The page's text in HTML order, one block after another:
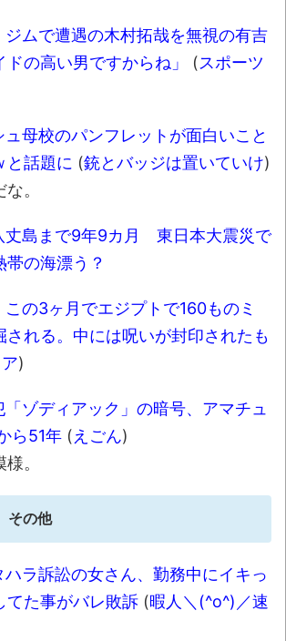
ジムで遭遇の木村拓哉を無視の有吉
の高い男ですからね」
(スポーツ
母校のパンフレットが面白いこと
と話題に (銃とバッジは置いていけ)
。
丈島まで9年9カ月 東日本大震災で
の海漂う？
の3ヶ月でエジプトで160ものミ
される。中には呪いが封印されたも
)
ゾディアック」の暗号、アマチュ
ら51年 (えごん)
。
その他
ハラ訴訟の女さん、勤務中にイキっ
てた事がバレ敗訴 (暇人＼(^o^)／速